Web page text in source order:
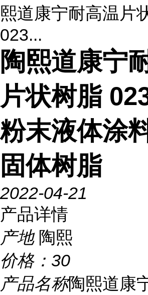
熙道康宁耐高温片
023...
陶熙道康宁
片状树脂
粉末液体涂
固体树脂
2022-04-21
产品详情
产地 陶熙
价格： 30
产品名称陶熙道康